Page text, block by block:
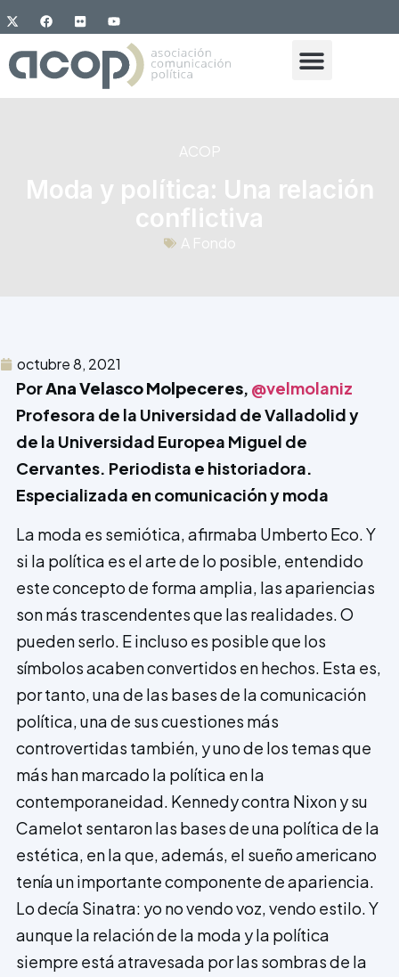
ACOP
Moda y política: Una relación
conflictiva
A Fondo
octubre 8, 2021
PorAna Velasco Molpeceres, @velmolaniz
Profesora de la Universidad de Valladolid y
de la Universidad Europea Miguel de
Cervantes. Periodista e historiadora.
Especializada en comunicación y moda
La moda es semiótica, afirmaba Umberto Eco. Y
si la política es el arte de lo posible, entendido
este concepto de forma amplia, las apariencias
son más trascendentes que las realidades. O
pueden serlo. E incluso es posible que los
símbolos acaben convertidos en hechos. Esta es,
por tanto, una de las bases de la comunicación
política, una de sus cuestiones más
controvertidas también, y uno de los temas que
más han marcado la política en la
contemporaneidad. Kennedy contra Nixon y su
Camelot sentaron las bases de una política de la
estética, en la que, además, el sueño americano
tenía un importante componente de apariencia.
Lo decía Sinatra: yo no vendo voz, vendo estilo. Y
aunque la relación de la moda y la política
siempre está atravesada por las sombras de la